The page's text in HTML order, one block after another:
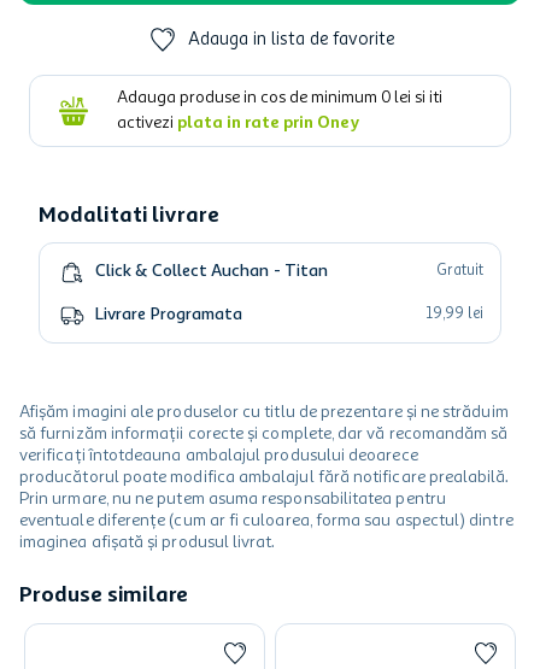
Adauga in lista de favorite
Adauga produse in cos de minimum 0 lei si iti
activezi plata in rate prin Oney
Modalitati livrare
Click & Collect Auchan - Titan Gratuit
Livrare Programata 19,99 lei
Afișăm imagini ale produselor cu titlu de prezentare și ne străduim
să furnizăm informații corecte și complete, dar vă recomandăm să
verificați întotdeauna ambalajul produsului deoarece
producătorul poate modifica ambalajul fără notificare prealabilă.
Prin urmare, nu ne putem asuma responsabilitatea pentru
eventuale diferențe (cum ar fi culoarea, forma sau aspectul) dintre
imaginea afișată și produsul livrat.
Produse similare